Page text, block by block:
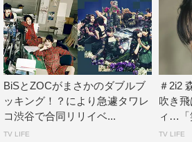
奥ゆいも「応援してくださる方の
トができます！ 渋谷タワーレコー
CDを買ったりする時にお世話にな
そこでイベントをさせて頂けるなん
BiSとZOCがまさかのダブルブ
ッキング！？により急遽タワレ
コ渋谷で合同リリイベ...
TV LIFE
＃2i2
吹き
ィ…「
TV LIFE